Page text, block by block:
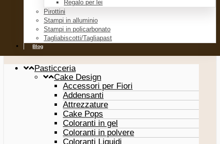
Regalo per lei
Pirottini
Stampi in alluminio
Stampi in policarbonato
Tagliabiscotti/Tagliapast
Blog
Pasticceria
Cake Design
Accessori per Fiori
Addensanti
Attrezzature
Cake Pops
Coloranti in gel
Coloranti in polvere
Coloranti Liquidi